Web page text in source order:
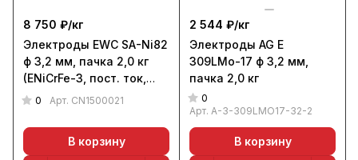
8 750 ₽/кг
Электроды EWC SA-Ni82
ф 3,2 мм, пачка 2,0 кг
(ENiCrFe-3, пост. ток,
основной)
0 Арт. CN1500021
В корзину
2 544 ₽/кг
Электроды AG E
309LMo-17 ф 3,2 мм,
пачка 2,0 кг
0
Арт. A-3-309LMO17-32-2
В корзину